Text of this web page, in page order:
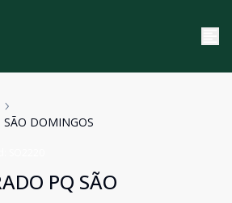
DOMINGOS
PQ SÃO